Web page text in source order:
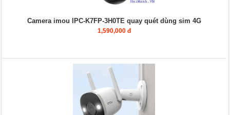
Camera imou IPC-K7FP-3H0TE quay quét dùng sim 4G
1,590,000 đ